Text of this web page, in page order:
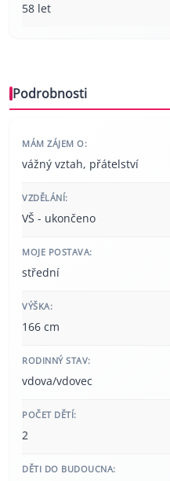
58 let
Podrobnosti
MÁM ZÁJEM O:
vážný vztah, přátelství
VZDĚLÁNÍ:
VŠ - ukončeno
MOJE POSTAVA:
střední
VÝŠKA:
166 cm
RODINNÝ STAV:
vdova/vdovec
POČET DĚTÍ:
2
DĚTI DO BUDOUCNA: